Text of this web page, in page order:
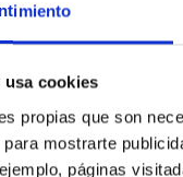
usa cookies
propias que son
mostrarte
páginas
con normalidade)